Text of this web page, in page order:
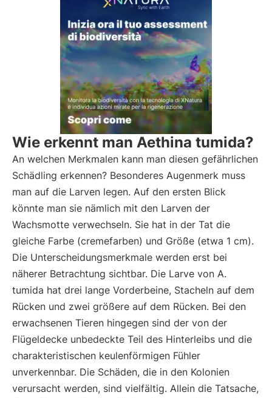
Wie erkennt man Aethina tumida?
An welchen Merkmalen kann man diesen gefährlichen
Schädling erkennen? Besonderes Augenmerk muss
man auf die Larven legen. Auf den ersten Blick
könnte man sie nämlich mit den Larven der
Wachsmotte verwechseln. Sie hat in der Tat die
gleiche Farbe (cremefarben) und Größe (etwa 1 cm).
Die Unterscheidungsmerkmale werden erst bei
näherer Betrachtung sichtbar. Die Larve von A.
tumida hat drei lange Vorderbeine, Stacheln auf dem
Rücken und zwei größere auf dem Rücken. Bei den
erwachsenen Tieren hingegen sind der von der
Flügeldecke unbedeckte Teil des Hinterleibs und die
charakteristischen keulenförmigen Fühler
unverkennbar. Die Schäden, die in den Kolonien
verursacht werden, sind vielfältig. Allein die Tatsache,